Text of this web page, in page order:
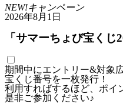
NEW!キャンペーン
2026年8月1日
「サマーちょび宝くじ
期間中にエントリー&対象
宝くじ番号を一枚発行！
利用すればするほど、ポイ
是非ご参加ください♪